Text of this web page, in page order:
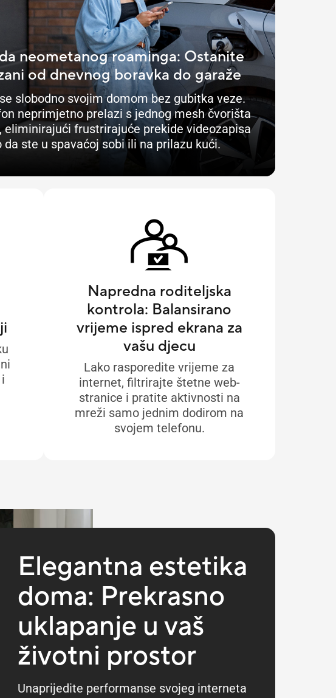
neometanog roaminga: Ostanite
od dnevnog boravka do garaže
slobodno svojim domom bez gubitka veze.
neprimjetno prelazi s jednog mesh čvorišta
eliminirajući frustrirajuće prekide videozapisa
da ste u spavaćoj sobi ili na prilazu kući.
Napredna roditeljska
kontrola: Balansirano
vrijeme ispred ekrana za
vašu djecu
Lako rasporedite vrijeme za
internet, filtrirajte štetne web-
stranice i pratite aktivnosti na
mreži samo jednim dodirom na
svojem telefonu.
Elegantna estetika
doma: Prekrasno
uklapanje u vaš
životni prostor
Unaprijedite performanse svojeg interneta